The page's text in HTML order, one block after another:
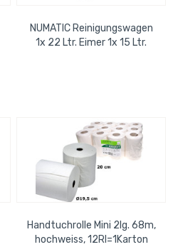
NUMATIC Reinigungswagen
1x 22 Ltr. Eimer 1x 15 Ltr.
Handtuchrolle Mini 2lg. 68m,
hochweiss, 12Rl=1Karton